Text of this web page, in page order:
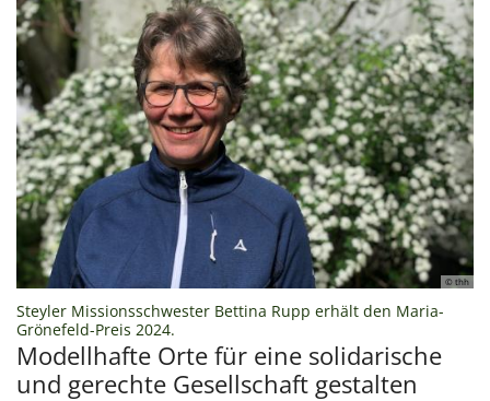
© thh
Steyler Missionsschwester Bettina Rupp erhält den Maria-
Grönefeld-Preis 2024.
Modellhafte Orte für eine solidarische
und gerechte Gesellschaft gestalten